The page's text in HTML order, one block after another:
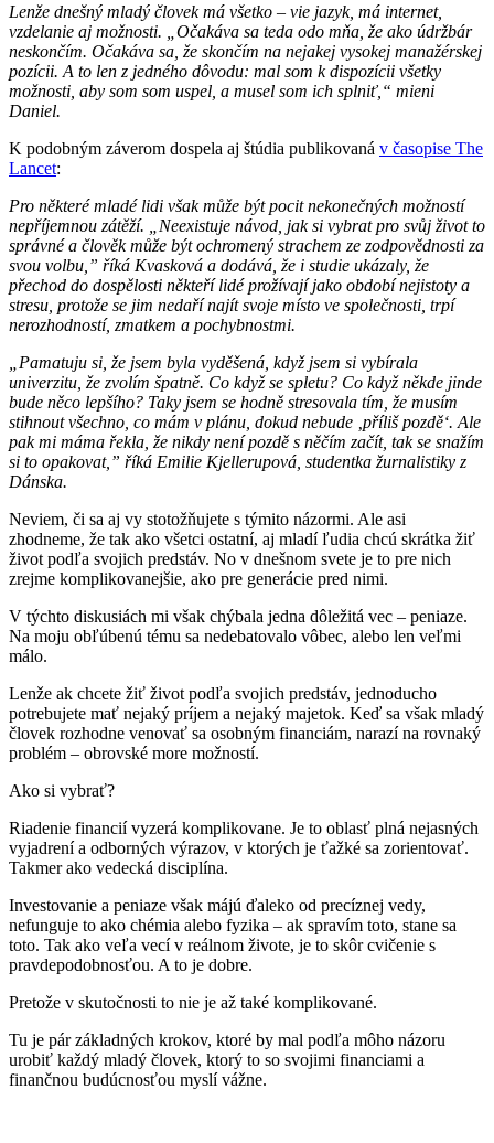
Lenže dnešný mladý človek má všetko – vie jazyk, má internet,
vzdelanie aj možnosti. „Očakáva sa teda odo mňa, že ako údržbár
neskončím. Očakáva sa, že skončím na nejakej vysokej manažérskej
pozícii. A to len z jedného dôvodu: mal som k dispozícii všetky
možnosti, aby som som uspel, a musel som ich splniť,“ mieni
Daniel.
K podobným záverom dospela aj štúdia publikovaná v časopise The
Lancet:
Pro některé mladé lidi však může být pocit nekonečných možností
nepříjemnou zátěží. „Neexistuje návod, jak si vybrat pro svůj život to
správné a člověk může být ochromený strachem ze zodpovědnosti za
svou volbu,” říká Kvasková a dodává, že i studie ukázaly, že
přechod do dospělosti někteří lidé prožívají jako období nejistoty a
stresu, protože se jim nedaří najít svoje místo ve společnosti, trpí
nerozhodností, zmatkem a pochybnostmi.
„Pamatuju si, že jsem byla vyděšená, když jsem si vybírala
univerzitu, že zvolím špatně. Co když se spletu? Co když někde jinde
bude něco lepšího? Taky jsem se hodně stresovala tím, že musím
stihnout všechno, co mám v plánu, dokud nebude ‚příliš pozdě‘. Ale
pak mi máma řekla, že nikdy není pozdě s něčím začít, tak se snažím
si to opakovat,” říká Emilie Kjellerupová, studentka žurnalistiky z
Dánska.
Neviem, či sa aj vy stotožňujete s týmito názormi. Ale asi
zhodneme, že tak ako všetci ostatní, aj mladí ľudia chcú skrátka žiť
život podľa svojich predstáv. No v dnešnom svete je to pre nich
zrejme komplikovanejšie, ako pre generácie pred nimi.
V týchto diskusiách mi však chýbala jedna dôležitá vec – peniaze.
Na moju obľúbenú tému sa nedebatovalo vôbec, alebo len veľmi
málo.
Lenže ak chcete žiť život podľa svojich predstáv, jednoducho
potrebujete mať nejaký príjem a nejaký majetok. Keď sa však mladý
človek rozhodne venovať sa osobným financiám, narazí na rovnaký
problém – obrovské more možností.
Ako si vybrať?
Riadenie financií vyzerá komplikovane. Je to oblasť plná nejasných
vyjadrení a odborných výrazov, v ktorých je ťažké sa zorientovať.
Takmer ako vedecká disciplína.
Investovanie a peniaze však májú ďaleko od precíznej vedy,
nefunguje to ako chémia alebo fyzika – ak spravím toto, stane sa
toto. Tak ako veľa vecí v reálnom živote, je to skôr cvičenie s
pravdepodobnosťou. A to je dobre.
Pretože v skutočnosti to nie je až také komplikované.
Tu je pár základných krokov, ktoré by mal podľa môho názoru
urobiť každý mladý človek, ktorý to so svojimi financiami a
finančnou budúcnosťou myslí vážne.